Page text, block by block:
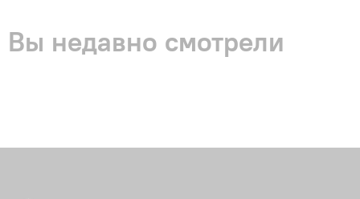
Вы недавно смотрели